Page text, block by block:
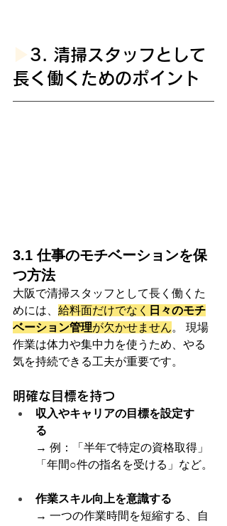
▶︎ 3. 清掃スタッフとして
長く働くためのポイント
3.1 仕事のモチベーションを保
つ方法
大阪で清掃スタッフとして長く働くた
めには、 給料面だけでなく 日々のモチ
ベーション管理が欠かせません。 現場
作業は体力や集中力を使うため、やる
気を持続できる工夫が重要です。
明確な目標を持つ
収入やキャリアの目標を設定す
る
→ 例：「半年で特定の資格取得」
「年間○件の指名を受ける」など。
作業スキル向上を意識する
→ 一つの作業時間を短縮する、自